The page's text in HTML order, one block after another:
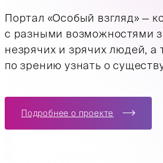
Портал «Особый взгляд» —
с разными возможностями
незрячих и зрячих людей,
по зрению узнать о
Подробнее о проекте